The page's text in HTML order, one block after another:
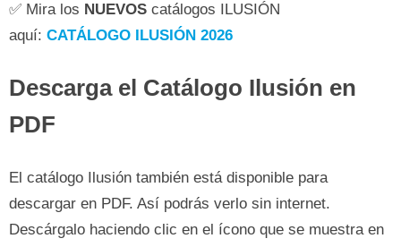
✅ Mira los NUEVOS catálogos ILUSIÓN
aquí: CATÁLOGO ILUSIÓN 2026
Descarga el Catálogo Ilusión en
PDF
El catálogo Ilusión también está disponible para
descargar en PDF. Así podrás verlo sin internet.
Descárgalo haciendo clic en el ícono que se muestra en